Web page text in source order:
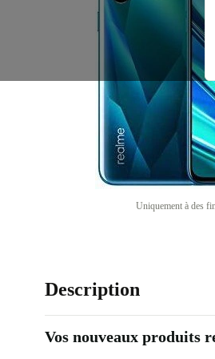
Uniquement à des
Description
Vos nouveaux produits